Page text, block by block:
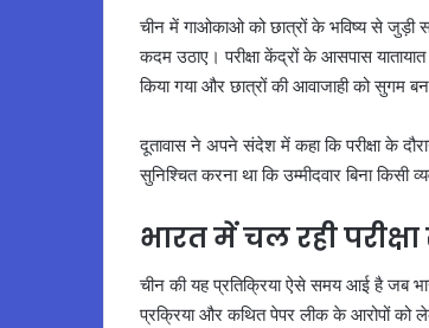
चीन में गाओकाओ को छात्रों के भविष्य से जुड़ी
कदम उठाए। परीक्षा केंद्रों के आसपास
किया गया और छात्रों की आवाजाही को सुगम
दूतावास ने अपने संदेश में कहा कि परीक्षा के
सुनिश्चित करना था कि उम्मीदवार बिना किसी
भारत में चल रही
चीन की यह प्रतिक्रिया ऐसे समय आई है जब
प्रक्रिया और कथित पेपर लीक के आरोपों को